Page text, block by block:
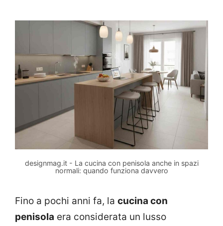
designmag.it - La cucina con penisola anche in spazi
normali: quando funziona davvero
Fino a pochi anni fa, la cucina con
penisola era considerata un lusso